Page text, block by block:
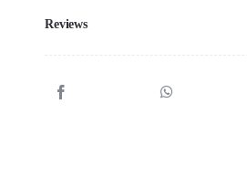
Reviews